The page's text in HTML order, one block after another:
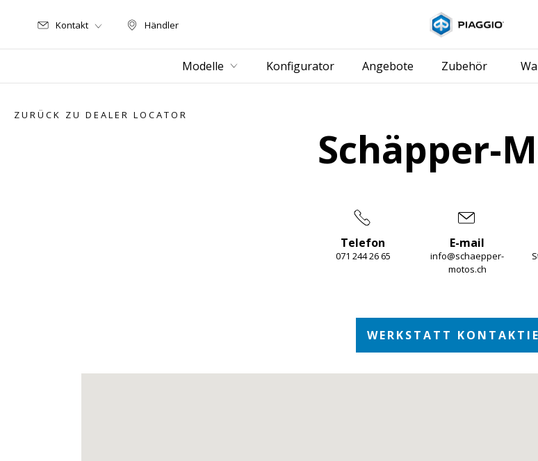
Händler
Händler
Kontakt
Modelle Konfigurator Angebote Zubehör
ZURÜCK ZU DEALER LOCATOR
Schäpper-
Telefon
071 244 26 65
E-mail
info@schaepper-
motos.ch
WERKSTATT